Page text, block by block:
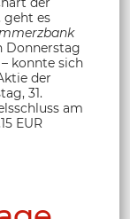
geht es
Donnerstag
konnte sich
der
31.
am
EUR